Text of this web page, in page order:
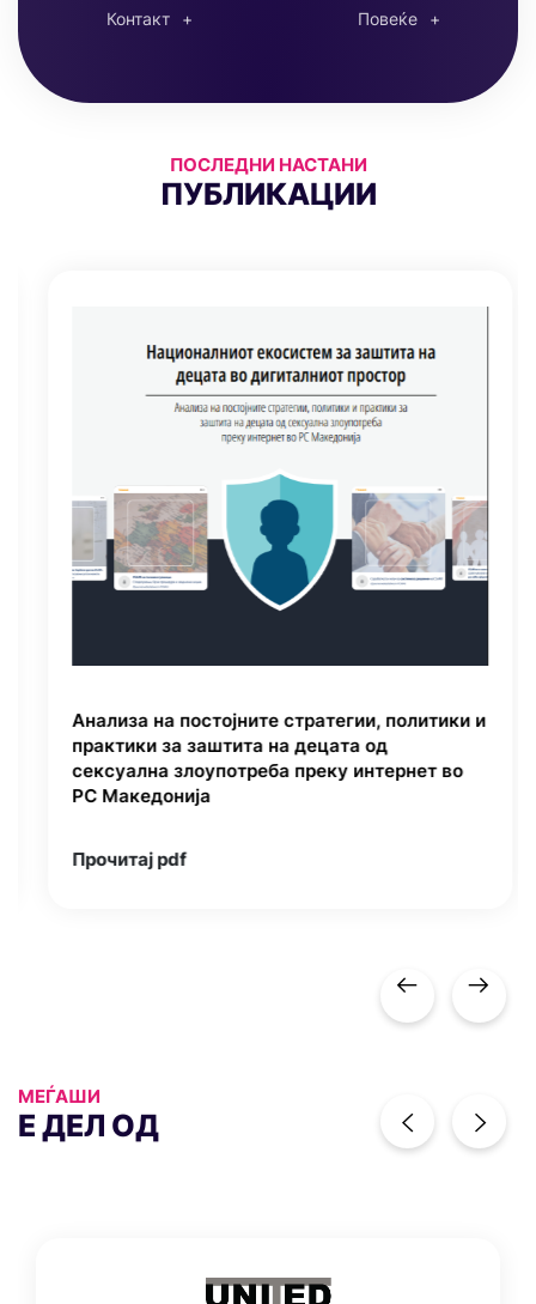
Контакт Повеќе
ПОСЛЕДНИ НАСТАНИ
ПУБЛИКАЦИИ
Анализа на постојните стратегии, политики и
практики за заштита на децата од
сексуална злоупотреба преку интернет во
РС Македонија
Прочитај pdf
МЕЃАШИ
Е ДЕЛ ОД previous